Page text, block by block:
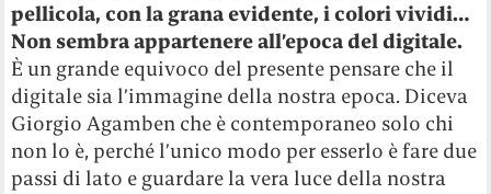
pellicola, con la grana evidente, i colori vividi…
Non sembra appartenere all’epoca del digitale.
È un grande equivoco del presente pensare che il
digitale sia l’immagine della nostra epoca. Diceva
Giorgio Agamben che è contemporaneo solo chi
non lo è, perché l’unico modo per esserlo è fare due
passi di lato e guardare la vera luce della nostra